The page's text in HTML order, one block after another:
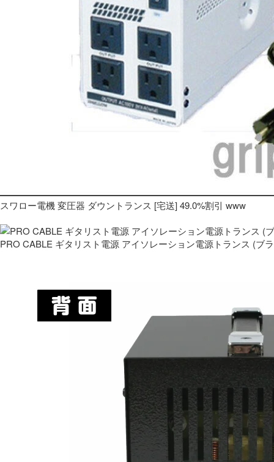
スワロー電機 変圧器 ダウントランス [宅送] 49.0%割引 www
PRO CABLE ギタリスト電源 アイソレーション電源トランス (ブ